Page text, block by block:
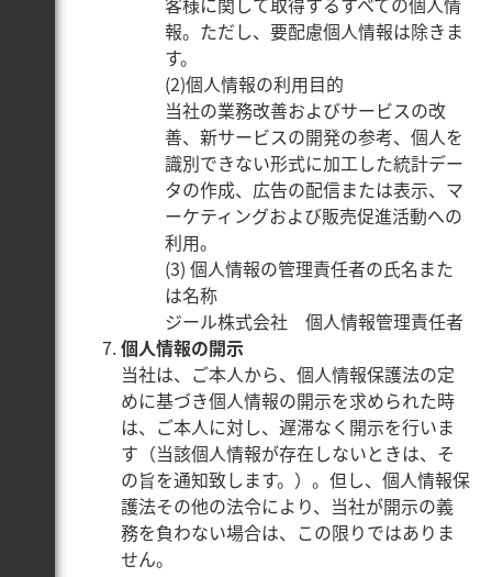
報。ただし、要配慮個人情報は除きま
す。
(2)個人情報の利用目的
当社の業務改善およびサービスの改
善、新サービスの開発の参考、個人を
識別できない形式に加工した統計デー
タの作成、広告の配信または表示、マ
ーケティングおよび販売促進活動への
利用。
(3) 個人情報の管理責任者の氏名また
は名称
ジール株式会社 個人情報管理責任者
個人情報の開示
当社は、ご本人から、個人情報保護法の定
めに基づき個人情報の開示を求められた時
は、ご本人に対し、遅滞なく開示を行いま
す（当該個人情報が存在しないときは、そ
の旨を通知致します。）。但し、個人情報保
護法その他の法令により、当社が開示の義
務を負わない場合は、この限りではありま
せん。